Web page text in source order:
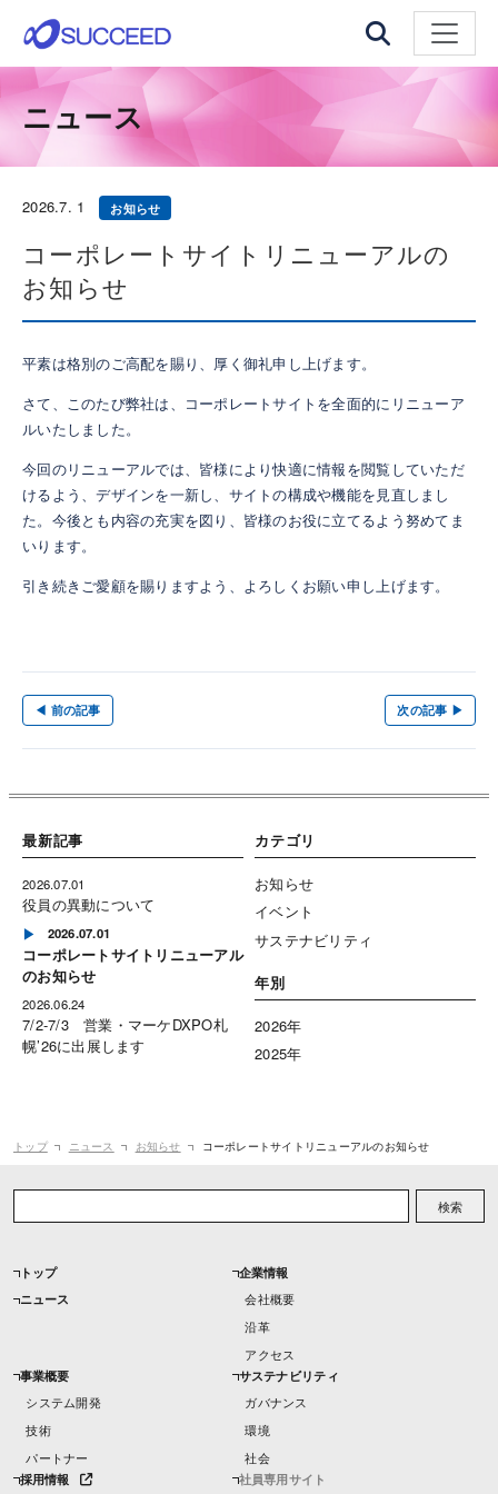
ナビ
ニュース
2026.7. 1 お知らせ
コーポレートサイトリニューアルの
お知らせ
平素は格別のご高配を賜り、厚く御礼申し上げます。
さて、このたび弊社は、コーポレートサイトを全面的にリニューア
ルいたしました。
今回のリニューアルでは、皆様により快適に情報を閲覧していただ
けるよう、デザインを一新し、サイトの構成や機能を見直しまし
た。今後とも内容の充実を図り、皆様のお役に立てるよう努めてま
いります。
引き続きご愛顧を賜りますよう、よろしくお願い申し上げます。
◀ 前の記事 次の記事 ▶
最新記事
2026.07.01
役員の異動について
2026.07.01
コーポレートサイトリニューアル
のお知らせ
2026.06.24
7/2-7/3 営業・マーケDXPO札
幌’26に出展します
カテゴリ
お知らせ
イベント
サステナビリティ
年別
2026年
2025年
トップ ニュース お知らせ コーポレートサイトリニューアルのお知らせ
検索
トップ
ニュース
企業情報
会社概要
沿革
アクセス
事業概要
システム開発
技術
パートナー
サステナビリティ
ガバナンス
環境
社会
採用情報
社員専用サイト